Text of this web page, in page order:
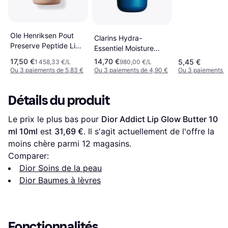
Ole Henriksen Pout
Preserve Peptide Lip
Brûlee 12ml
17,50 €1 458,33 €/L
Ou 3 paiements de 5,83 €
Clarins Hydra-
Essentiel Moisture
Replenishing Lip Balm
15ml
14,70 €980,00 €/L
Ou 3 paiements de 4,90 €
5,45 €
Ou 3 paiements
Détails du produit
Le prix le plus bas pour Dior Addict Lip Glow Butter 10
ml 10ml est 31,69 €. Il s'agit actuellement de l'offre la
moins chère parmi 12 magasins.
Comparer:
Dior Soins de la peau
Dior Baumes à lèvres